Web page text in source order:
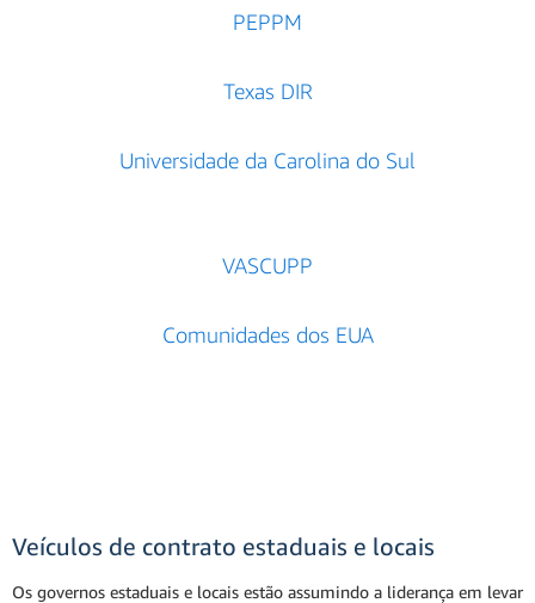
PEPPM
Texas DIR
Universidade da Carolina do Sul
VASCUPP
Comunidades dos EUA
Veículos de contrato estaduais e locais
Os governos estaduais e locais estão assumindo a liderança em levar